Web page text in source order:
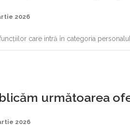
2026
care intră în categoria
următoarea
2026